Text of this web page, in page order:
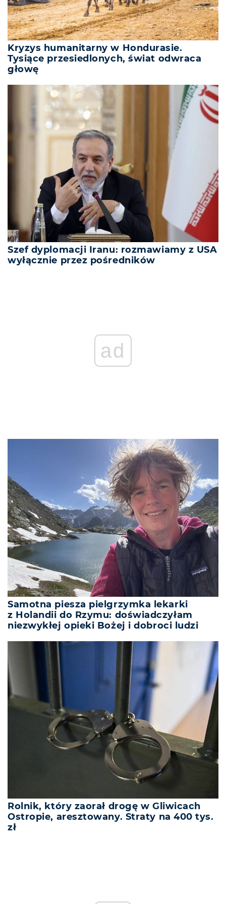
Kryzys humanitarny w Hondurasie.
Tysiące przesiedlonych, świat odwraca
głowę
Szef dyplomacji Iranu: rozmawiamy z USA
wyłącznie przez pośredników
ad
Samotna piesza pielgrzymka lekarki
z Holandii do Rzymu: doświadczyłam
niezwykłej opieki Bożej i dobroci ludzi
Rolnik, który zaorał drogę w Gliwicach
Ostropie, aresztowany. Straty na 400 tys.
zł